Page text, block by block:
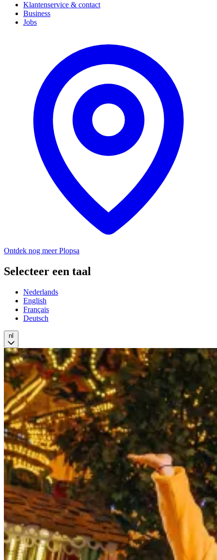
Klantenservice & contact
Business
Jobs
Ontdek nog meer Plopsa
Selecteer een taal
Nederlands
English
Français
Deutsch
nl